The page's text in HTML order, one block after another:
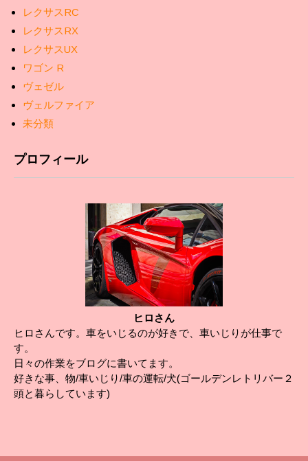
レクサスRC
レクサスRX
レクサスUX
ワゴン R
ヴェゼル
ヴェルファイア
未分類
プロフィール
ヒロさん
ヒロさんです。車をいじるのが好きで、車いじりが仕事で
す。
日々の作業をブログに書いてます。
好きな事、物/車いじり/車の運転/犬(ゴールデンレトリバー２
頭と暮らしています)